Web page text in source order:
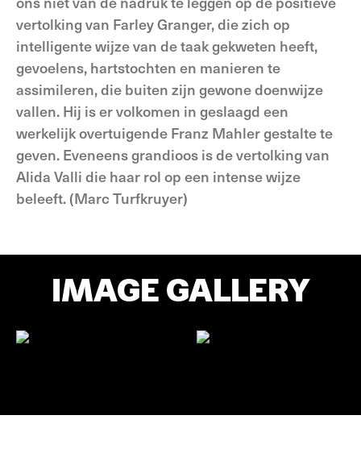
vertolking van Farley Granger, die zich op
intelligente wijze van de taak gekweten heeft,
gevoelens, hartstochten en manieren te
assimileren, die buiten zijn gewone doenwijze
vallen. Hij is er volkomen in geslaagd een
werkelijk overtuigende Franz Mahler gestalte te
geven. Eveneens grandioos is de vertolking van
Alida Valli die haar rol op een intense wijze
beleeft. (Marc Turfkruyer)
IMAGE GALLERY